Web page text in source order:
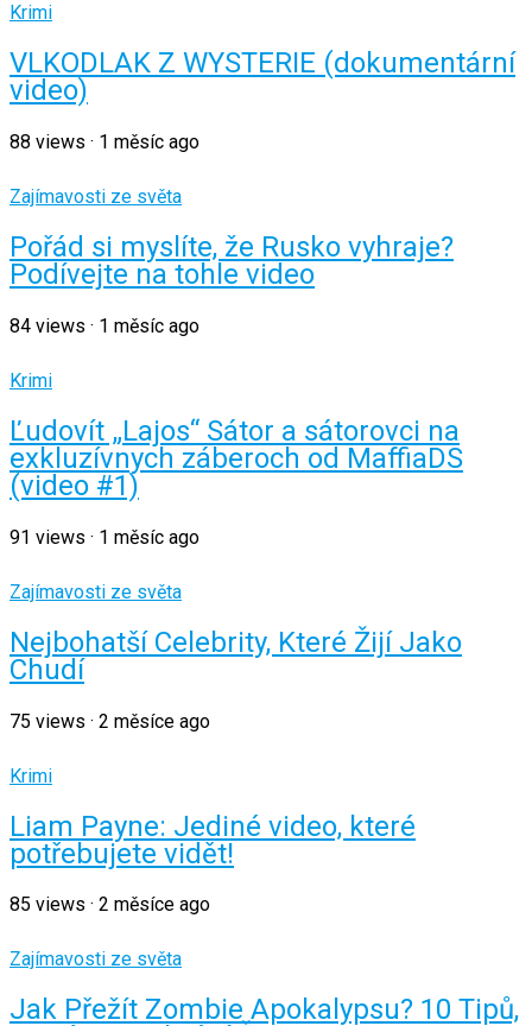
Krimi
VLKODLAK Z WYSTERIE (dokumentární
video)
88 views · 1 měsíc ago
Zajímavosti ze světa
Pořád si myslíte, že Rusko vyhraje?
Podívejte na tohle video
84 views · 1 měsíc ago
Krimi
Ľudovít „Lajos“ Sátor a sátorovci na
exkluzívnych záberoch od MaffiaDS
(video #1)
91 views · 1 měsíc ago
Zajímavosti ze světa
Nejbohatší Celebrity, Které Žijí Jako
Chudí
75 views · 2 měsíce ago
Krimi
Liam Payne: Jediné video, které
potřebujete vidět!
85 views · 2 měsíce ago
Zajímavosti ze světa
Jak Přežít Zombie Apokalypsu? 10 Tipů,